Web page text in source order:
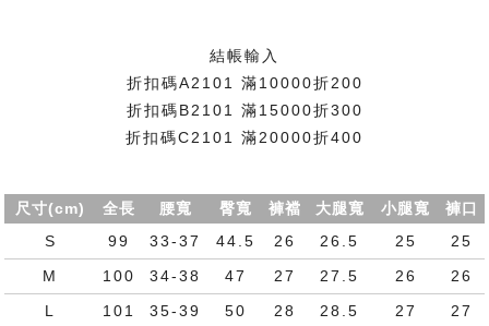
結帳輸入
折扣碼A2101 滿10000折200
折扣碼B2101 滿15000折300
折扣碼C2101 滿20000折400
尺寸(cm) 全長 腰寬 臀寬 褲襠 大腿寬 小腿寬
褲口
S
99 33-37 44.5 26 26.5 25
25
M
100 34-38 47 27 27.5 26
26
L
101 35-39 50 28 28.5 27
27